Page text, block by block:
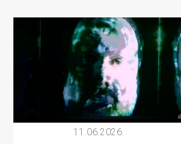
11.06.2026.